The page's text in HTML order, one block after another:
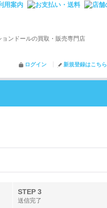
ンドールの買取・販売専門店
ログイン 新規登録はこちら
STEP 3
送信完了